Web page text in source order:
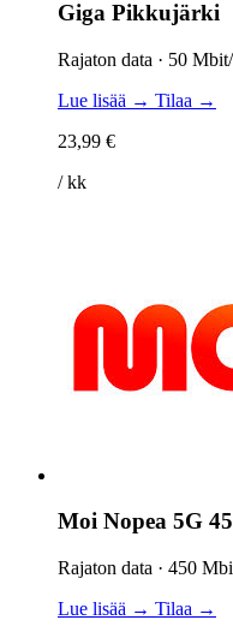
Giga Pikkujärki
Rajaton data · 50
Lue lisää → Tilaa →
23,99 €
/ kk
Moi Nopea 5G
Rajaton data · 450
Lue lisää → Tilaa →